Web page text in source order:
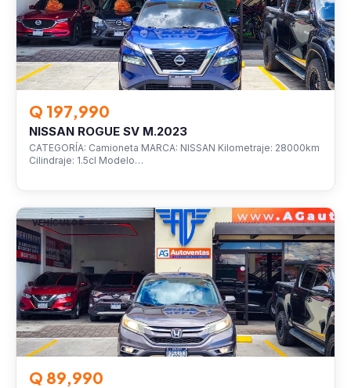
Q 197,990
NISSAN ROGUE SV M.2023
CATEGORÍA: Camioneta MARCA: NISSAN Kilometraje: 28000km
Cilindraje: 1.5cl Modelo…
VEHÍCULOS
Q 89,990